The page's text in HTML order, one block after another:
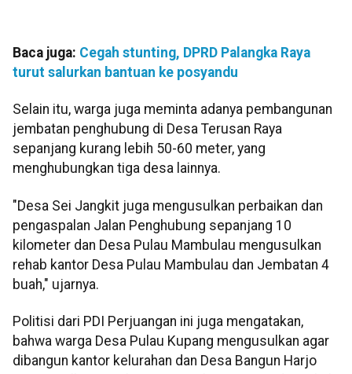
Baca juga: Cegah stunting, DPRD Palangka Raya
turut salurkan bantuan ke posyandu
Selain itu, warga juga meminta adanya pembangunan
jembatan penghubung di Desa Terusan Raya
sepanjang kurang lebih 50-60 meter, yang
menghubungkan tiga desa lainnya.
"Desa Sei Jangkit juga mengusulkan perbaikan dan
pengaspalan Jalan Penghubung sepanjang 10
kilometer dan Desa Pulau Mambulau mengusulkan
rehab kantor Desa Pulau Mambulau dan Jembatan 4
buah," ujarnya.
Politisi dari PDI Perjuangan ini juga mengatakan,
bahwa warga Desa Pulau Kupang mengusulkan agar
dibangun kantor kelurahan dan Desa Bangun Harjo